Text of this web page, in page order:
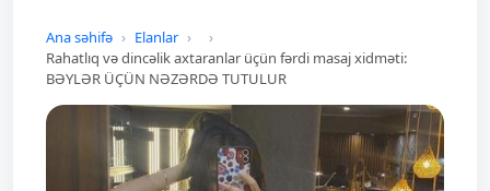
Ana səhifə
Elanlar
Rahatlıq və dincəlik axtaranlar üçün fərdi masaj xidməti:
BƏYLƏR ÜÇÜN NƏZƏRDƏ TUTULUR